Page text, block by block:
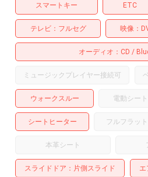
スマートキー ETC
テレビ フルセグ 映像
オーディオ CD
ミュージックプレイヤー接続可
ウォークスルー 電動シート
シートヒーター フルフラッ
本革シート
スライドドア 片側スライド エ